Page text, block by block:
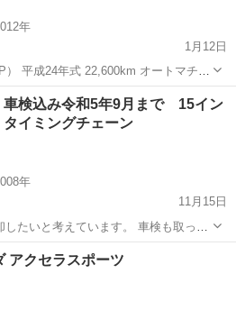
年
1月12日
） 平成24年式 22,600km オートマチッ
返納」という一大決心...
車両
車検込み令和5年9月まで 15イン
イミングチェーン
年
11月15日
たいと考えています。 車検も取った
。
アクセラスポーツ